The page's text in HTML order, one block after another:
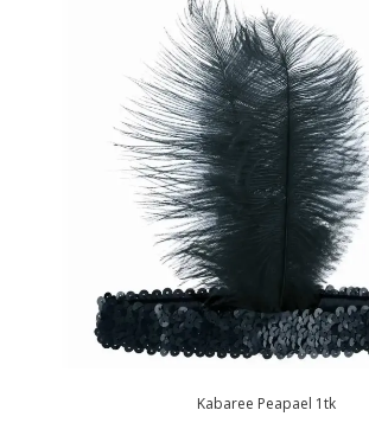
Kabaree Peapael 1tk